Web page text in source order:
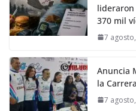
lideraron
370 mil
7
Anuncia
la
7